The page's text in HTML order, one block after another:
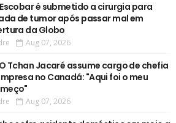
é submetido a cirurgia para
de tumor após passar mal em
da Globo
Aug 07, 2026
O Tchan Jacaré assume cargo de chefia
no Canadá: "Aqui foi o meu
Aug 07, 2026